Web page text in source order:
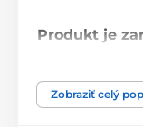
Produkt je
Zobraziť celý